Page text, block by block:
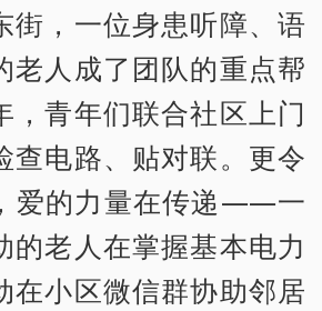
街，一位身患听障、语
老人成了团队的重点帮
，青年们联合社区上门
查电路、贴对联。更令
爱的力量在传递——一
的老人在掌握基本电力
在小区微信群协助邻居